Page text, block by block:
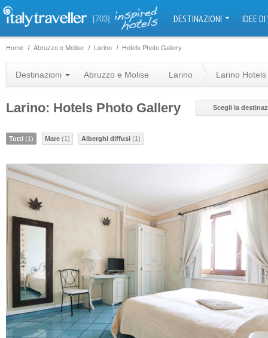
[703] DESTINAZIONI IDEE
Home Abruzzo e Molise Larino Hotels Photo Gallery
Destinazioni Abruzzo e Molise Larino Larino Hotels
Larino: Hotels Photo Gallery Scegli la
Tutti (1) Mare (1) Alberghi diffusi (1)